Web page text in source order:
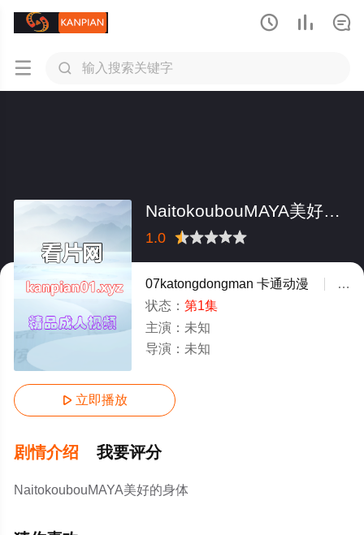
  
 
NaitokoubouMAYA美好的身体
1.0
推荐力荐
07katongdongman 卡通动漫
未
状态： 第1集
主演： 未知
导演： 未知
 立即播放
剧情介绍 我要评分
NaitokoubouMAYA美好的身体